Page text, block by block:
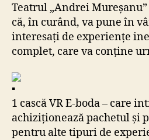
Teatrul „Andrei
că, în curând, va pune în
interesați de experiențe
complet, care va conține
1 cască VR E-boda – care
achiziționează pachetul și
pentru alte tipuri de